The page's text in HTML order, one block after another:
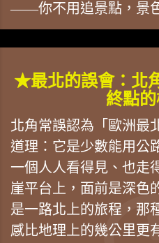
——你不用追景點，景
★最北的誤會：北
終點
北角常誤認為「歐洲最
道理：它是少數能用公
一個人人看得見、也走
崖平台上，面前是深色
是一路北上的旅程，那
感比地理上的幾公里更